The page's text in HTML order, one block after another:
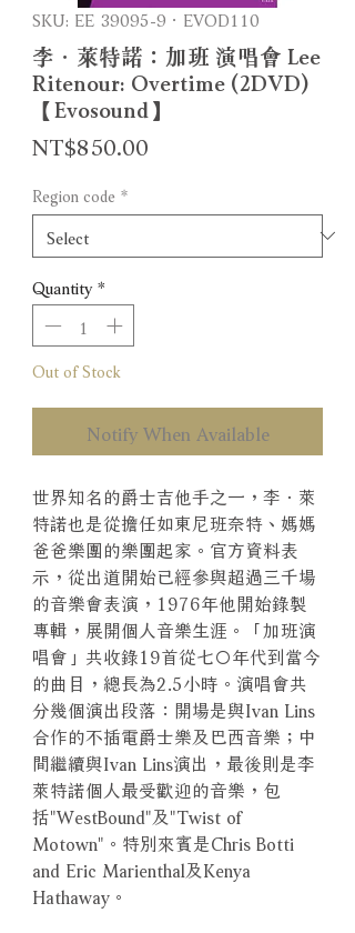
SKU: EE 39095-9．EVOD110
李．萊特諾：加班 演唱會 Lee
Ritenour: Overtime (2DVD)
【Evosound】
NT$850.00
Region code *
Quantity *
Out of Stock
Notify When Available
世界知名的爵士吉他手之一，李．萊
特諾也是從擔任如東尼班奈特、媽媽
爸爸樂團的樂團起家。官方資料表
示，從出道開始已經參與超過三千場
的音樂會表演，1976年他開始錄製
專輯，展開個人音樂生涯。「加班演
唱會」共收錄19首從七○年代到當今
的曲目，總長為2.5小時。演唱會共
分幾個演出段落：開場是與Ivan Lins
合作的不插電爵士樂及巴西音樂；中
間繼續與Ivan Lins演出，最後則是李
萊特諾個人最受歡迎的音樂，包
括"WestBound"及"Twist of
Motown"。特別來賓是Chris Botti
and Eric Marienthal及Kenya
Hathaway。